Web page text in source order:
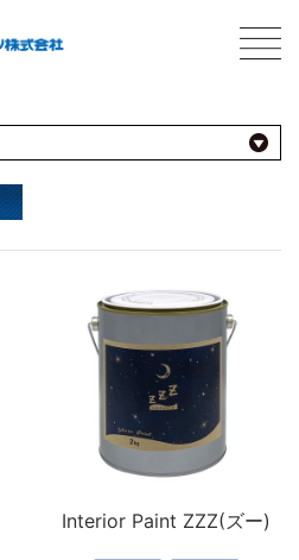
Interior Paint ZZZ(ズー)
壁
性）